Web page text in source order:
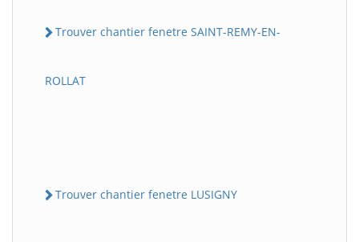
Trouver chantier fenetre SAINT-REMY-EN-
ROLLAT
Trouver chantier fenetre LUSIGNY